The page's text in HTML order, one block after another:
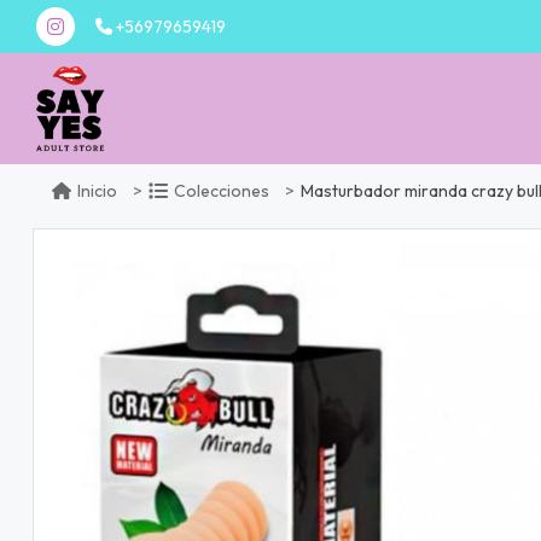
+56979659419
Inicio Colecciones Masturbador miranda crazy bull